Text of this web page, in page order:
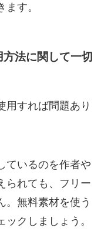
す。
法に関して一切
用すれば問題あり
ているのを作者や
られても、フリー
。無料素材を使う
クしましょう。